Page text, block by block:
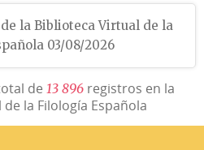
la Biblioteca Virtual de la
03/08/2026
de 13 896registros en la
la Filología Española